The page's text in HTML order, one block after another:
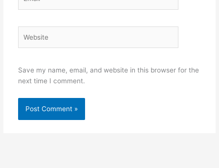
Save my name, email, and website in this browser for the
next time I comment.